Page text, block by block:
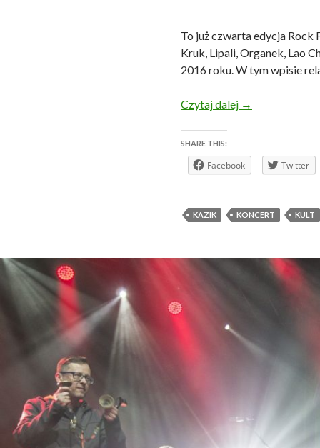
To już czwarta edycja Rock
Kruk, Lipali, Organek, Lao
2016 roku. W tym wpisie
Czytaj dalej Świebodzice
→
SHARE THIS:
Facebook Twitter
KAZIK KONCERT KULT